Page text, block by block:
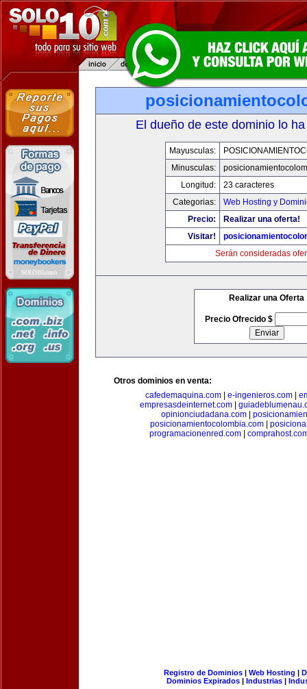
El dueño de este dominio lo
Mayusculas:
Minusculas:
Longitud:
23 caracteres
Categorias:
Web Hosting y
Precio:
Realizar una oferta!
Visitar!
Serán consideradas
Realizar una Oferta
Precio Ofrecido $
Otros dominios en venta:
cafedemaquina.com
e-ingenieros.com
empresasdeinternet.com|
opinionciudadana.com
posicionamientocolombia.com|
programacionenred.com
Registro de Dominios| Web Hosting |
Dominios Expirados | Industrias |